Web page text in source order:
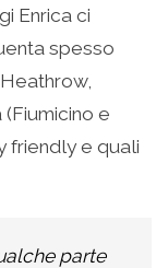
Enrica ci
spesso
e
friendly e quali
parte